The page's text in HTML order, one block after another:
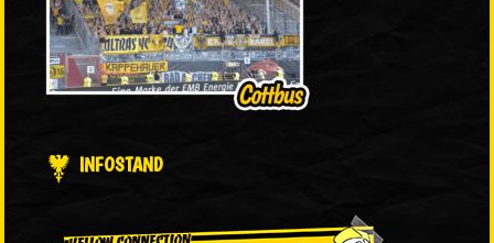
INFOSTAND